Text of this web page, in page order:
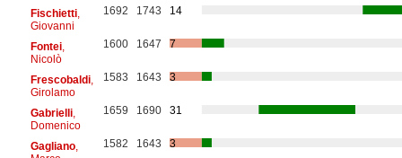
Fischietti,
Giovanni
1692 1743 14
Fontei,
Nicolò
1600 1647 7
Frescobaldi,
Girolamo
1583 1643 3
Gabrielli,
Domenico
1659 1690 31
Gagliano,
1582 1643 3